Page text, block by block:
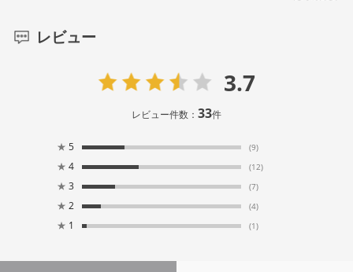
レビュー
3.7
レビュー件数： 33件
★ 5 (9)
★ 4 (12)
★ 3 (7)
★ 2 (4)
★ 1 (1)